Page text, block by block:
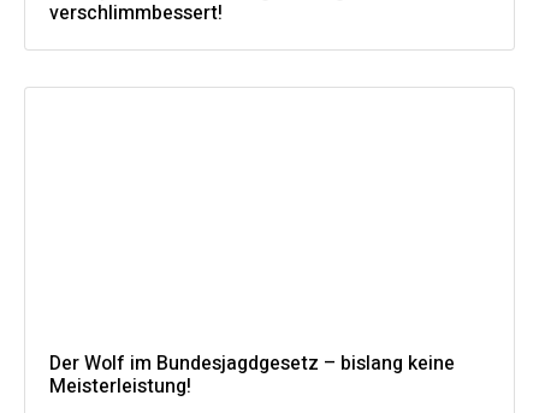
verschlimmbessert!
Der Wolf im Bundesjagdgesetz – bislang keine
Meisterleistung!